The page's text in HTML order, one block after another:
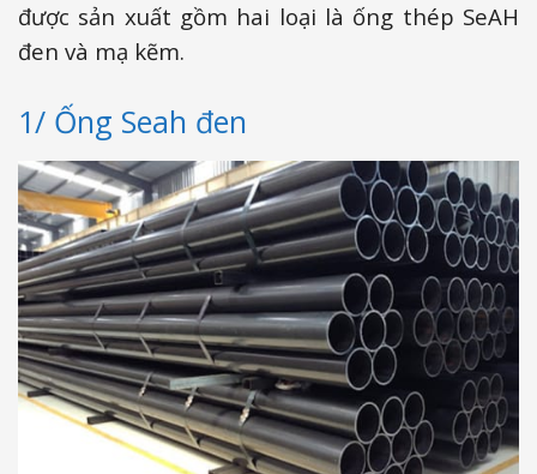
được sản xuất gồm hai loại là ống thép SeAH
đen và mạ kẽm.
1/ Ống Seah đen